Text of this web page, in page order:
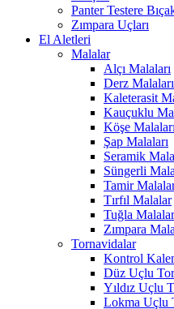
Panter Testere
Zımpara Uçları
El Aletleri
Malalar
Alçı Malaları
Derz Malaları
Kaleterasit
Kauçuklu
Köşe Malaları
Şap Malaları
Seramik
Süngerli
Tamir
Tırfıl Malalar
Tuğla
Zımpara
Tornavidalar
Kontrol
Düz Uçlu
Yıldız Uçlu
Lokma Uçlu